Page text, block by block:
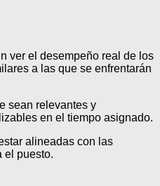
ver el desempeño real de los
a las que se enfrentarán
sean relevantes y
en el tiempo asignado.
alineadas con las
el puesto.